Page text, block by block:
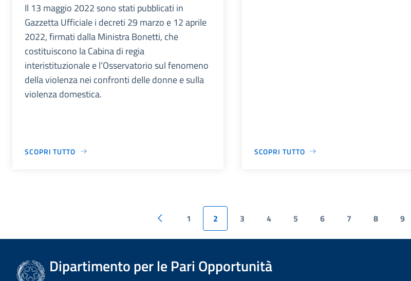
Il 13 maggio 2022 sono stati pubblicati in
Gazzetta Ufficiale i decreti 29 marzo e 12 aprile
2022, firmati dalla Ministra Bonetti, che
costituiscono la Cabina di regia
interistituzionale e l’Osservatorio sul fenomeno
della violenza nei confronti delle donne e sulla
violenza domestica.
SCOPRI TUTTO SCOPRI TUTTO
1 2 3 4 5 6 7 8 9
Dipartimento per le Pari Opportunità